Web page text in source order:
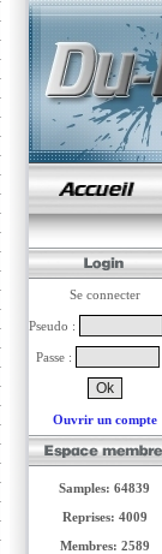
Se connecter
Pseudo :
Passe :
Ouvrir un compte
Samples: 64839
Reprises: 4009
Membres: 2589